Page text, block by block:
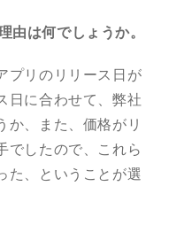
は何でしょうか。
プリのリリース日が
日に合わせて、弊社
か、また、価格がリ
でしたので、これら
た、ということが選